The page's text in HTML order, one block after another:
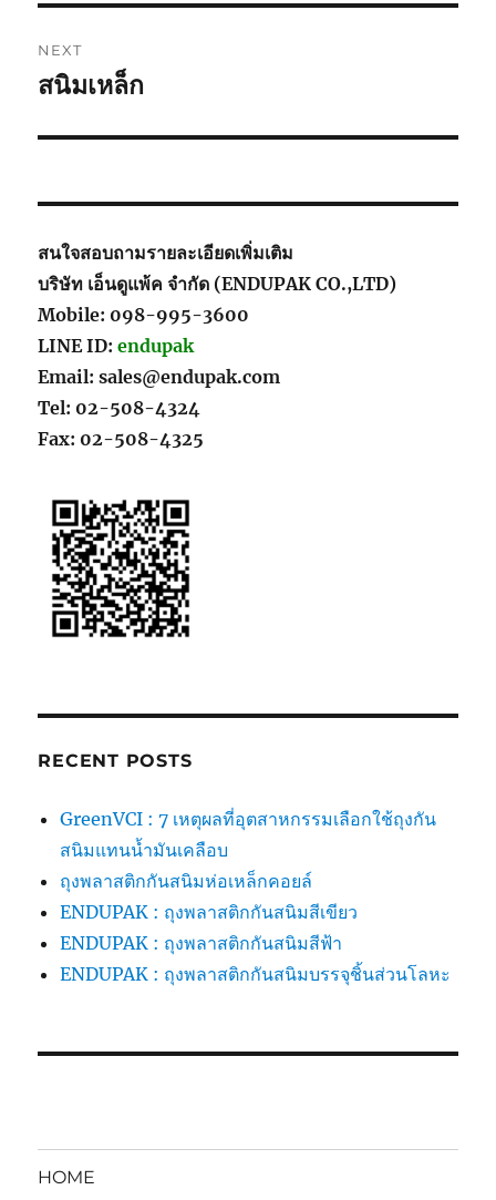
NEXT
Next
สนิมเหล็ก
สนใจสอบถามรายละเอียดเพิ่มเติม
บริษัท เอ็นดูแพ้ค จำกัด (ENDUPAK CO.,LTD)
Mobile: 098-995-3600
LINE ID:endupak
Email: sales@endupak.com
Tel: 02-508-4324
Fax: 02-508-4325
RECENT POSTS
GreenVCI : 7 เหตุผลที่อุตสาหกรรมเลือกใช้ถุงกัน
สนิมแทนน้ำมันเคลือบ
ถุงพลาสติกกันสนิมห่อเหล็กคอยล์
ENDUPAK : ถุงพลาสติกกันสนิมสีเขียว
ENDUPAK : ถุงพลาสติกกันสนิมสีฟ้า
ENDUPAK : ถุงพลาสติกกันสนิมบรรจุชิ้นส่วนโลหะ
HOME